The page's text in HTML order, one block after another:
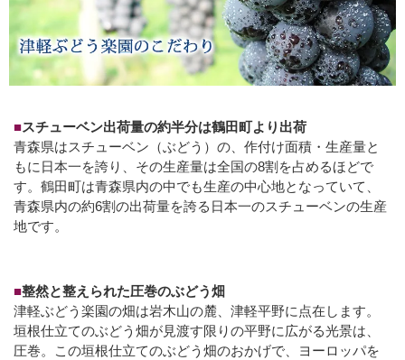
■スチューベン出荷量の約半分は鶴田町より出荷
青森県はスチューベン（ぶどう）の、作付け面積・生産量と
もに日本一を誇り、その生産量は全国の8割を占めるほどで
す。鶴田町は青森県内の中でも生産の中心地となっていて、
青森県内の約6割の出荷量を誇る日本一のスチューベンの生産
地です。
■整然と整えられた圧巻のぶどう畑
津軽ぶどう楽園の畑は岩木山の麓、津軽平野に点在します。
垣根仕立てのぶどう畑が見渡す限りの平野に広がる光景は、
圧巻。この垣根仕立てのぶどう畑のおかげで、ヨーロッパを